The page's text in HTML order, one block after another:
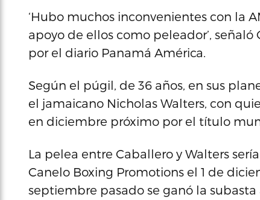
‘Hubo muchos inconvenientes con la
apoyo de ellos como peleador’,
por el diario Panamá América.
Según el púgil, de 36 años, en sus
el jamaicano Nicholas Walters, con
en diciembre próximo por el título
La pelea entre Caballero y Walters
Canelo Boxing Promotions el 1 de
septiembre pasado se ganó la